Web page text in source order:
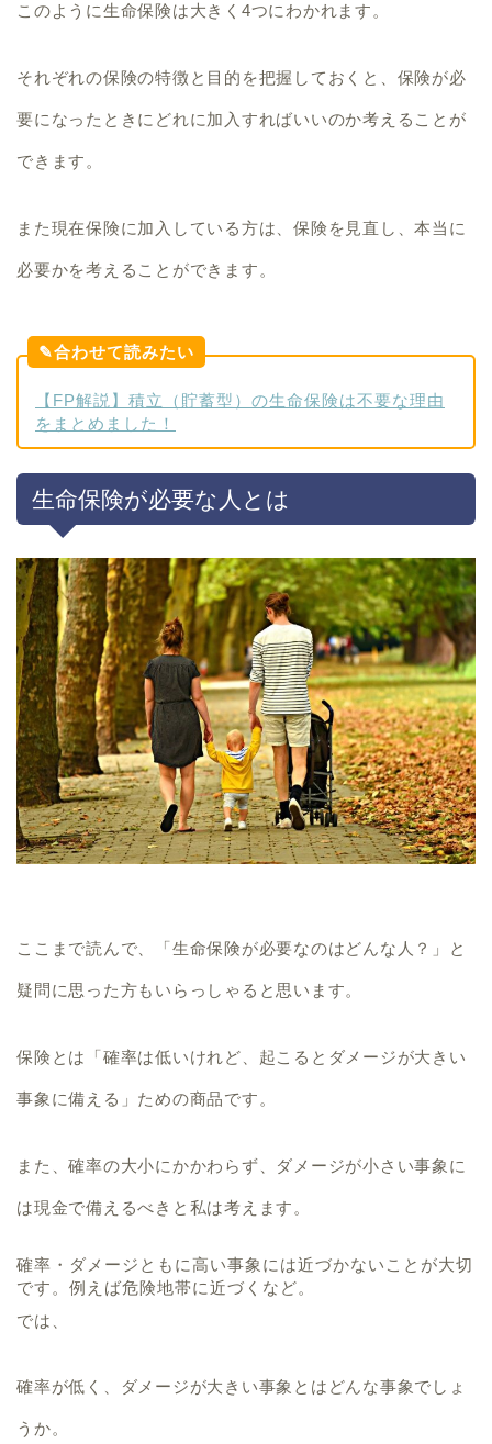
このように生命保険は大きく4つにわかれます。
それぞれの保険の特徴と目的を把握しておくと、 保険が必
要になったときにどれに加入すればいいのか考えることが
できます。
また現在保険に加入している方は、保険を見直し、本当に
必要かを考えることができます。
✎合わせて読みたい
【FP解説】積立（貯蓄型）の生命保険は不要な理由
をまとめました！
生命保険が必要な人とは
ここまで読んで、 「生命保険が必要なのはどんな人？」 と
疑問に思った方もいらっしゃると思います。
保険とは 「確率は低いけれど、起こるとダメージが大きい
事象に備える」 ための商品です。
また、確率の大小にかかわらず、 ダメージが小さい事象に
は現金で備えるべき と私は考えます。
確率・ダメージともに高い事象には近づかないことが大切
です。例えば危険地帯に近づくなど。
では、
確率が低く、ダメージが大きい事象とはどんな事象でしょ
うか。